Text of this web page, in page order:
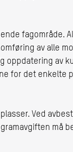
fagområde.
av alle
oppdatering av
for det enkelte
Ved
må